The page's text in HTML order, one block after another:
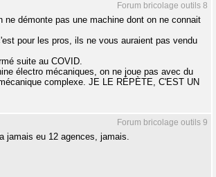
Forum bricolage outils 8
ne démonte pas une machine dont on ne connait
pour les pros, ils ne vous auraient pas vendu
suite au COVID.
électro mécaniques, on ne joue pas avec du
complexe. JE LE RÉPÈTE, C'EST UN
Forum bricolage outils 9
jamais eu 12 agences, jamais.